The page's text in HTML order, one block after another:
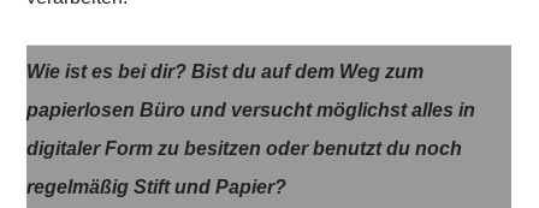
Wie ist es bei dir? Bist du auf dem Weg zum
papierlosen Büro und versucht möglichst alles in
digitaler Form zu besitzen oder benutzt du noch
regelmäßig Stift und Papier?